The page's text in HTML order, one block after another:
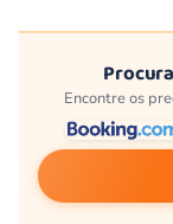
Encontre os